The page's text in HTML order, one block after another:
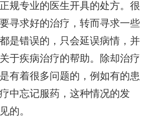
规专业的医生开具的处方。很
寻求好的治疗，转而寻求一些
是错误的，只会延误病情，并
于疾病治疗的帮助。除却治疗
有着很多问题的，例如有的患
中忘记服药，这种情况的发
的。